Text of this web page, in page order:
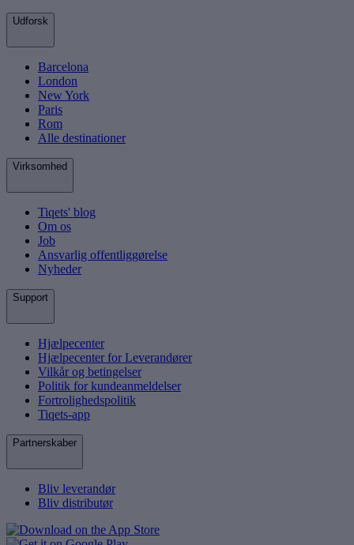
Udforsk
Barcelona
London
New York
Paris
Rom
Alle destinationer
Virksomhed
Tiqets' blog
Om os
Job
Ansvarlig offentliggørelse
Nyheder
Support
Hjælpecenter
Hjælpecenter for Leverandører
Vilkår og betingelser
Politik for kundeanmeldelser
Fortrolighedspolitik
Tiqets-app
Partnerskaber
Bliv leverandør
Bliv distributør